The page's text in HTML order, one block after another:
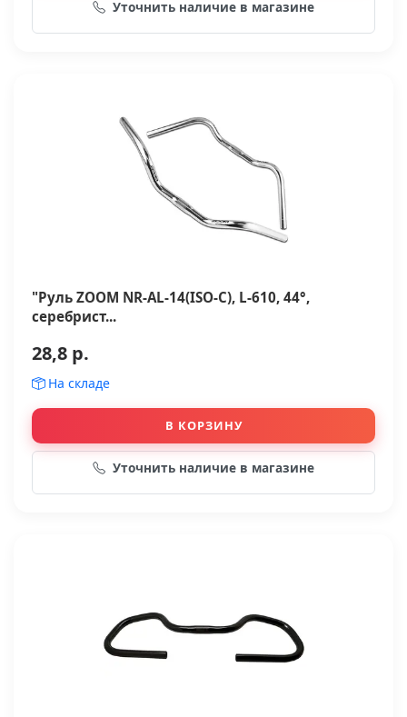
Уточнить наличие в магазине
"Руль ZOOM NR-AL-14(ISO-C), L-610, 44°,
серебрист...
28,8 р.
На складе
В КОРЗИНУ
Уточнить наличие в магазине